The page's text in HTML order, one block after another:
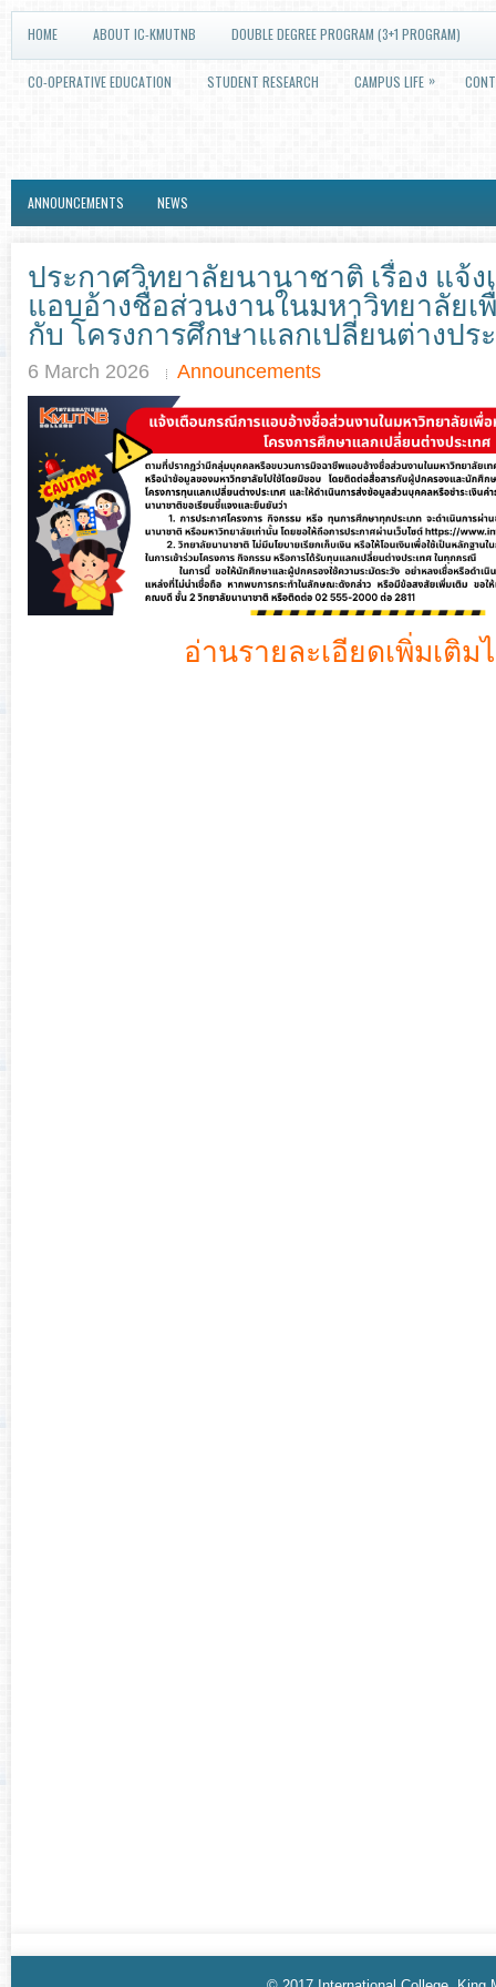
HOME ABOUT IC-KMUTNB DOUBLE DEGREE PROGRAM (3+1 PROGRAM)
CO-OPERATIVE EDUCATION STUDENT RESEARCH CAMPUS LIFE »
ANNOUNCEMENTS NEWS
ประกาศวิทยาลัยนานาชาติ เรื่อง แจ้
แอบอ้างชื่อส่วนงานในมหาวิทยาลัยเ
กับ โครงการศึกษาแลกเปลี่ยนต่างปร
6 March 2026 Announcements
อ่านรายละเอียดเพิ่มเติม